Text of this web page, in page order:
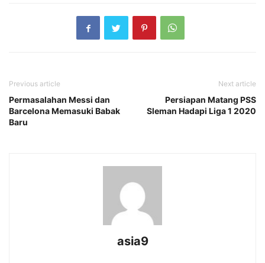
Previous article
Permasalahan Messi dan
Barcelona Memasuki Babak
Baru
Next article
Persiapan Matang PSS
Sleman Hadapi Liga 1 2020
asia9